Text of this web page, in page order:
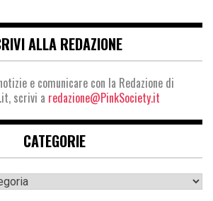
ALLA REDAZIONE
e comunicare con la Redazione di
scrivi a redazione@PinkSociety.it
CATEGORIE